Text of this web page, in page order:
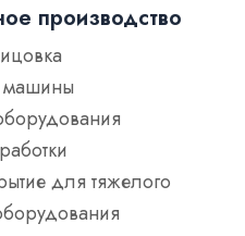
производство
машины
для тяжелого